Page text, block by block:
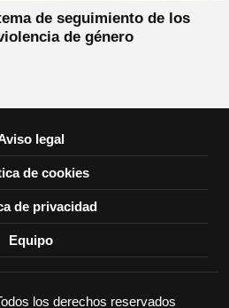
de seguimiento de los
de género
legal
de cookies
de privacidad
Equipo
los derechos reservados